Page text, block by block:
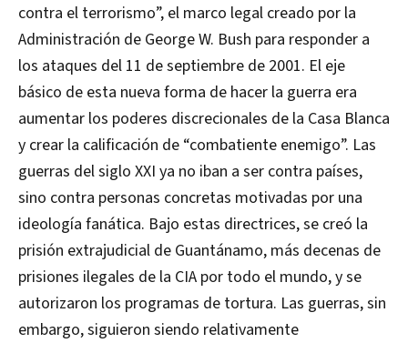
contra el terrorismo”, el marco legal creado por la
Administración de George W. Bush para responder a
los ataques del 11 de septiembre de 2001. El eje
básico de esta nueva forma de hacer la guerra era
aumentar los poderes discrecionales de la Casa Blanca
y crear la calificación de “combatiente enemigo”. Las
guerras del siglo XXI ya no iban a ser contra países,
sino contra personas concretas motivadas por una
ideología fanática. Bajo estas directrices, se creó la
prisión extrajudicial de Guantánamo, más decenas de
prisiones ilegales de la CIA por todo el mundo, y se
autorizaron los programas de tortura. Las guerras, sin
embargo, siguieron siendo relativamente